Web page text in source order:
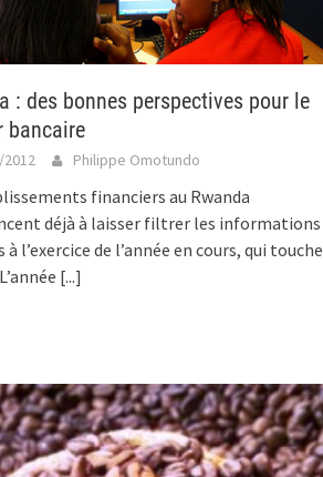
: des bonnes perspectives pour le
bancaire
Philippe Omotundo
financiers au Rwanda
déjà à laisser filtrer les informations
l’exercice de l’année en cours, qui touche
[...]